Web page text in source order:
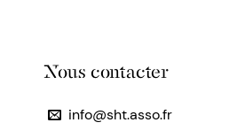
Nous contacter
info@sht.asso.fr